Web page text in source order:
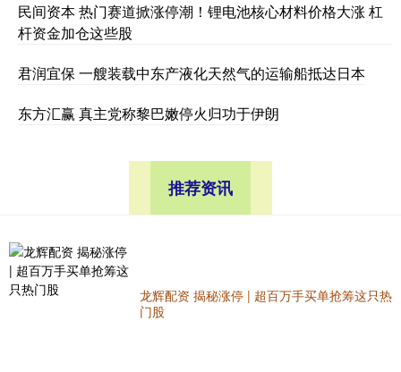
民间资本 热门赛道掀涨停潮！锂电池核心材料价格大涨 杠
杆资金加仓这些股
君润宜保 一艘装载中东产液化天然气的运输船抵达日本
东方汇赢 真主党称黎巴嫩停火归功于伊朗
推荐资讯
龙辉配资 揭秘涨停 | 超百万手买单抢筹这只热
门股